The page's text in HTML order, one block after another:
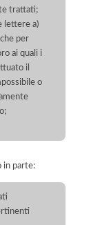
trattati;
lettere a)
per
ai quali i
il
o
in parte: